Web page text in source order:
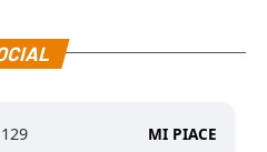
MI PIACE